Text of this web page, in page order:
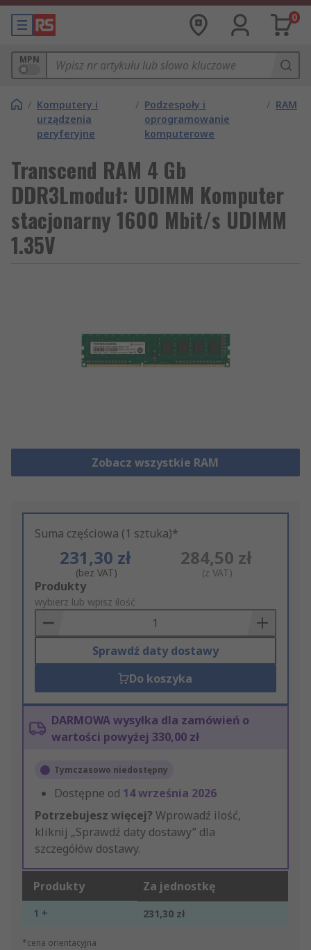
0
MPN
/ Komputery i
urządzenia
peryferyjne
/ Podzespoły i
oprogramowanie
komputerowe
/ RAM
Transcend RAM 4 Gb
DDR3Lmoduł: UDIMM Komputer
stacjonarny 1600 Mbit/s UDIMM
1.35V
Zobacz wszystkie RAM
Suma częściowa (1 sztuka)*
231,30 zł
(bez VAT)
284,50 zł
(z VAT)
Add
to
Basket
Produkty
wybierz lub wpisz ilość
Sprawdź daty dostawy
Do koszyka
DARMOWA wysyłka dla zamówień o
wartości powyżej 330,00 zł
Tymczasowo niedostępny
Dostępne od 14 września 2026
Potrzebujesz więcej? Wprowadź ilość,
kliknij „Sprawdź daty dostawy” dla
szczegółów dostawy.
Produkty Za jednostkę
1 + 231,30 zł
*cena orientacyjna